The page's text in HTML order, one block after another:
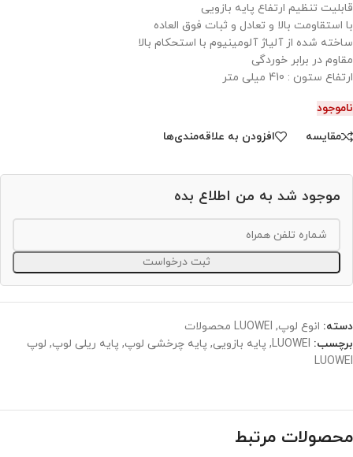
قابلیت تنظیم ارتفاع پایه بازویی
با استقاومت بالا و تعادل و ثبات فوق العاده
ساخته شده از آلیاژ آلومینیوم با استحکام بالا
مقاوم در برابر خوردگی
ارتفاع ستون : 410 میلی متر
ناموجود
مقایسه
افزودن به علاقه‌مندی‌ها
موجود شد به من اطلاع بده
ثبت درخواست
دسته: انوع لوپ, LUOWEI محصولات
برچسب: LUOWEI
, پایه بازویی, پایه چرخشی لوپ, پایه ریلی لوپ, لوپ
LUOWEI
محصولات مرتبط